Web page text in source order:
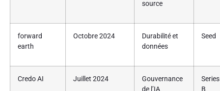
source
forward
earth
Octobre 2024
Durabilité et
données
Seed
Credo AI Juillet 2024
Gouvernance
de l’IA
Series
B